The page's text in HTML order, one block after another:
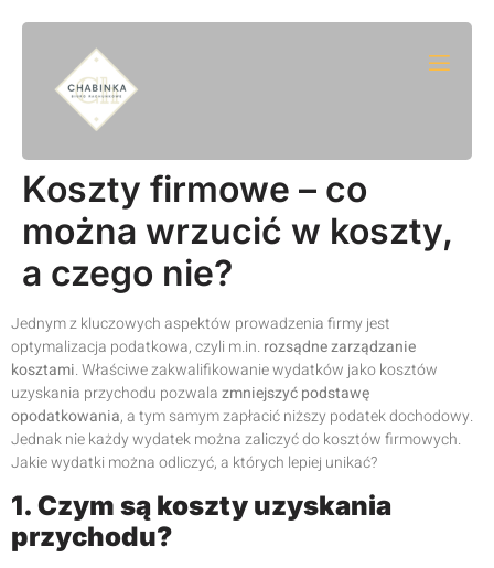
Koszty firmowe – co
można wrzucić w koszty,
a czego nie?
Jednym z kluczowych aspektów prowadzenia firmy jest
optymalizacja podatkowa, czyli m.in. rozsądne zarządzanie
kosztami. Właściwe zakwalifikowanie wydatków jako kosztów
uzyskania przychodu pozwalazmniejszyć podstawę
opodatkowania, a tym samym zapłacić niższy podatek dochodowy.
Jednak nie każdy wydatek można zaliczyć do kosztów firmowych.
Jakie wydatki można odliczyć, a których lepiej unikać?
1. Czym są koszty uzyskania
przychodu?